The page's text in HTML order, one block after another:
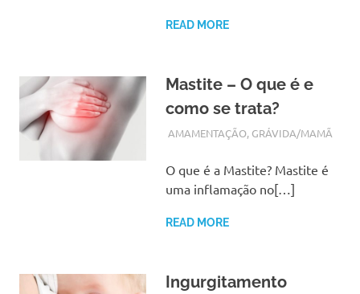
READ MORE
Mastite – O que é e
como se trata?
OUTUBRO 4, 2017
ADMIN
AMAMENTAÇÃO, GRÁVIDA/MAMÃ
O que é a Mastite? Mastite é
uma inflamação no[…]
READ MORE
Ingurgitamento